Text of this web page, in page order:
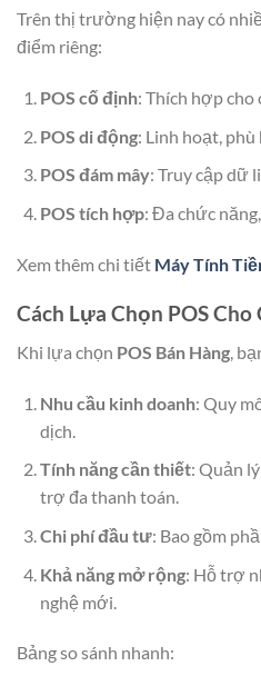
Trên thị trường hiện nay có
điểm riêng:
POS cố định: Thích hợp cho
POS di động: Linh hoạt, phù
POS đám mây: Truy cập dữ
POS tích hợp: Đa chức
Xem thêm chi tiết Máy Tính
Cách Lựa Chọn POS Cho
Khi lựa chọn POS Bán Hàng,
Nhu cầu kinh doanh: Quy
dịch.
Tính năng cần thiết: Quản
trợ đa thanh toán.
Chi phí đầu tư: Bao gồm
Khả năng mở rộng: Hỗ trợ
nghệ mới.
Bảng so sánh nhanh: